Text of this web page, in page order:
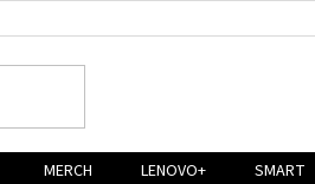
MERCH LENOVO+ SMART